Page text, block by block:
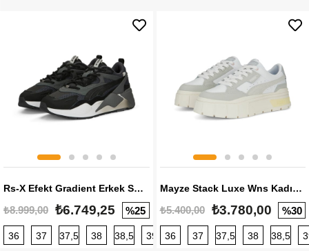
Rs-X Efekt Gradient Erkek Sneaker
₺8.999,00 ₺6.749,25 %25
36 37 37,5 38 38,5 39 40 40,5 41 42 42,5
Mayze Stack Luxe Wns Kadın Sneaker
₺5.400,00 ₺3.780,00 %30
36 37 37,5 38 38,5